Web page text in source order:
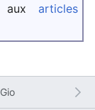
aux articles
Gio